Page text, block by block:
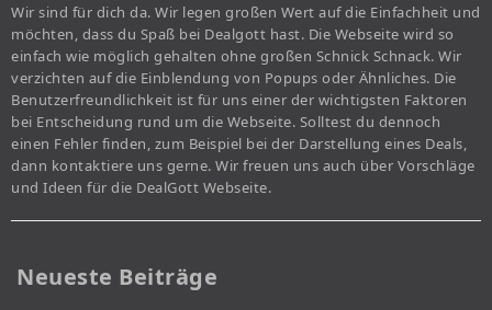
Wir sind für dich da. Wir legen großen Wert auf die Einfachheit und
möchten, dass du Spaß bei Dealgott hast. Die Webseite wird so
einfach wie möglich gehalten ohne großen Schnick Schnack. Wir
verzichten auf die Einblendung von Popups oder Ähnliches. Die
Benutzerfreundlichkeit ist für uns einer der wichtigsten Faktoren
bei Entscheidung rund um die Webseite. Solltest du dennoch
einen Fehler finden, zum Beispiel bei der Darstellung eines Deals,
dann kontaktiere uns gerne. Wir freuen uns auch über Vorschläge
und Ideen für die DealGott Webseite.
Neueste Beiträge